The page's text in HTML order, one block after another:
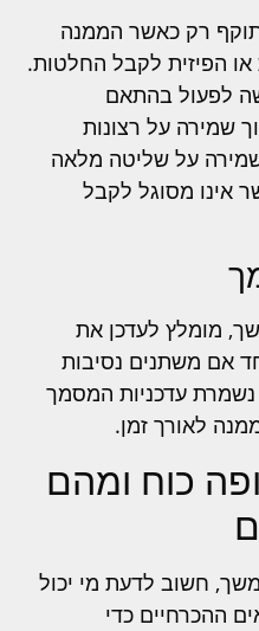
רק כאשר הממנה
הפיזית לקבל החלטות.
לפעול בהתאם
שמירה על רצונות
על שליטה מלאה
אינו מסוגל לקבל
מומלץ לעדכן את
אם משתנים נסיבות
נשמרת עדכניות המסמך
לאורך זמן.
כוח ומהם
חשוב לדעת מי יכול
ההכרחיים כדי